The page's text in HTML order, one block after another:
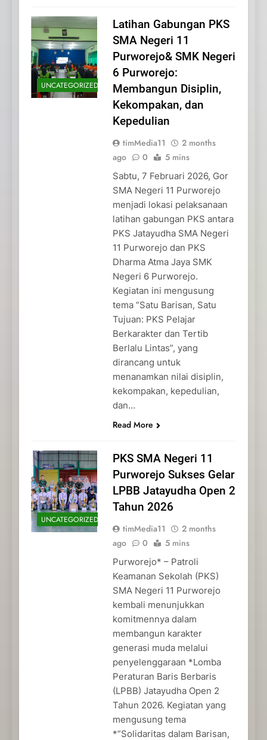
UNCATEGORIZED
Latihan Gabungan PKS
SMA Negeri 11
Purworejo& SMK Negeri
6 Purworejo:
Membangun Disiplin,
Kekompakan, dan
Kepedulian
timMedia11
2 months
ago
0 5 mins
Sabtu, 7 Februari 2026, Gor
SMA Negeri 11 Purworejo
menjadi lokasi pelaksanaan
latihan gabungan PKS antara
PKS Jatayudha SMA Negeri
11 Purworejo dan PKS
Dharma Atma Jaya SMK
Negeri 6 Purworejo.
Kegiatan ini mengusung
tema “Satu Barisan, Satu
Tujuan: PKS Pelajar
Berkarakter dan Tertib
Berlalu Lintas”, yang
dirancang untuk
menanamkan nilai disiplin,
kekompakan, kepedulian,
dan…
Read More
UNCATEGORIZED
PKS SMA Negeri 11
Purworejo Sukses Gelar
LPBB Jatayudha Open 2
Tahun 2026
timMedia11
2 months
ago
0 5 mins
Purworejo* – Patroli
Keamanan Sekolah (PKS)
SMA Negeri 11 Purworejo
kembali menunjukkan
komitmennya dalam
membangun karakter
generasi muda melalui
penyelenggaraan *Lomba
Peraturan Baris Berbaris
(LPBB) Jatayudha Open 2
Tahun 2026. Kegiatan yang
mengusung tema
*”Solidaritas dalam Barisan,